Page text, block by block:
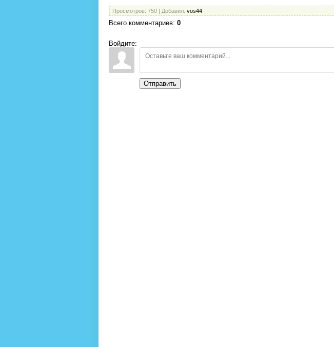
Просмотров: 750 | Добавил: vos44
Всего комментариев: 0
Войдите:
Отправить